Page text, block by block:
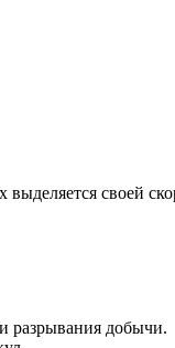
своей
разрывания добычи.